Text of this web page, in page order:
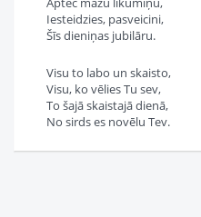
Iesteidzies, pasveicini,
Šīs dieniņas jubilāru.
Visu to labo un skaisto,
Visu, ko vēlies Tu sev,
To šajā skaistajā dienā,
No sirds es novēlu Tev.